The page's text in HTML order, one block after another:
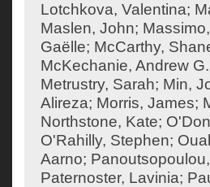
Lotchkova, Valentina;
Maslen, John;
Gaëlle; McCarthy,
McKechanie, Andrew G.
Metrustry, Sarah; Min,
Alireza; Morris, James;
Northstone, Kate;
O'Rahilly, Stephen;
Aarno;
Paternoster, Lavinia;